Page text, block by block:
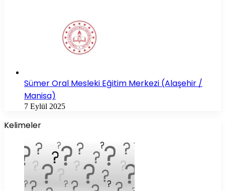
Sümer Oral Mesleki Eğitim Merkezi (Alaşehir /
Manisa)
7 Eylül 2025
Kelimeler